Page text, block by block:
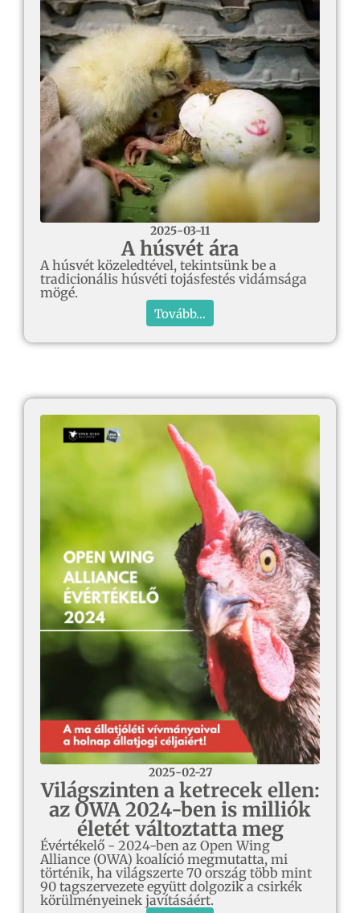
2025-03-11
A húsvét ára
A húsvét közeledtével, tekintsünk be a
tradicionális húsvéti tojásfestés vidámsága
mögé.
Tovább...
2025-02-27
Világszinten a ketrecek ellen:
az OWA 2024-ben is milliók
életét változtatta meg
Évértékelő - 2024-ben az Open Wing
Alliance (OWA) koalíció megmutatta, mi
történik, ha világszerte 70 ország több mint
90 tagszervezete együtt dolgozik a csirkék
körülményeinek javításáért.